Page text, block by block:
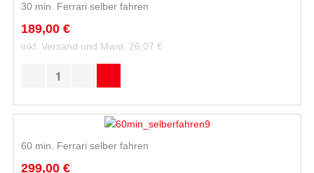
30 min. Ferrari selber fahren
189,00 €
inkl. Versand und Mwst. 26,07 €
60 min. Ferrari selber fahren
299,00 €